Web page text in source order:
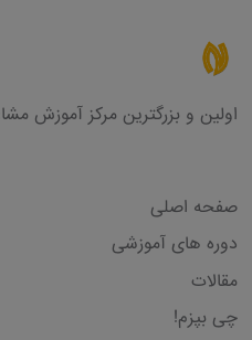
اولین و بزرگترین مرکز آموزش
صفحه اصلی
دوره های آموزشی
مقالات
چی بپزم!